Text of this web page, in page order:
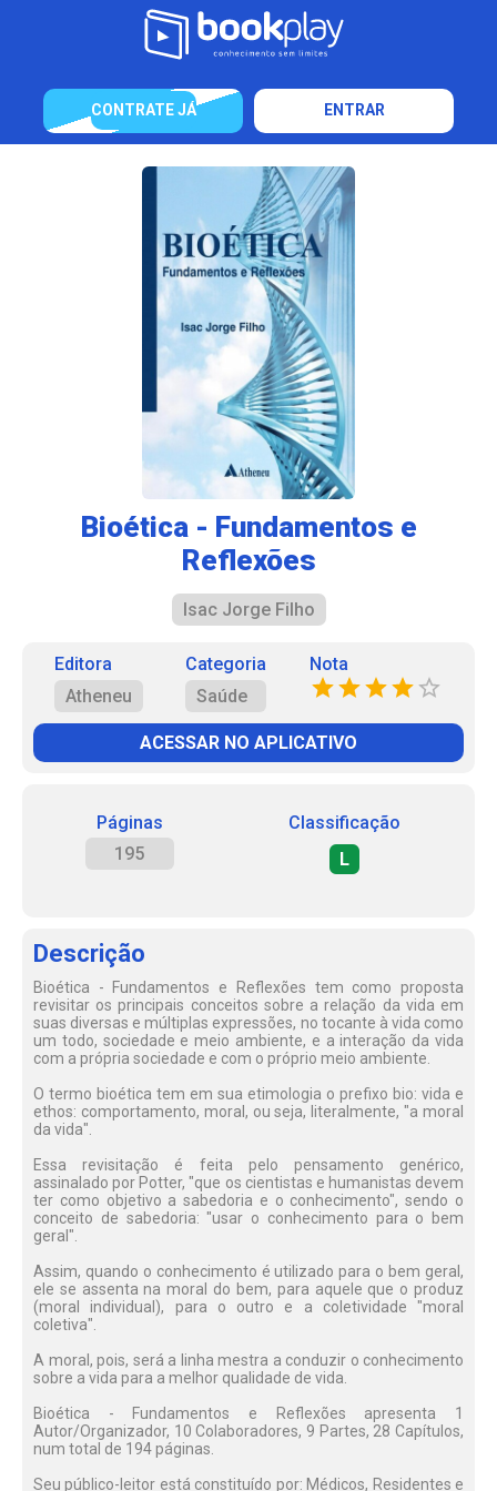
CONTRATE JÁ ENTRAR
Bioética - Fundamentos e
Reflexões
Isac Jorge Filho
Editora
Atheneu
Categoria
Saúde
Nota
ACESSAR NO APLICATIVO
Páginas
195
Classificação
L
Descrição
Bioética - Fundamentos e Reflexões tem como proposta
revisitar os principais conceitos sobre a relação da vida em
suas diversas e múltiplas expressões, no tocante à vida como
um todo, sociedade e meio ambiente, e a interação da vida
com a própria sociedade e com o próprio meio ambiente.
O termo bioética tem em sua etimologia o prefixo bio: vida e
ethos: comportamento, moral, ou seja, literalmente, "a moral
da vida".
Essa revisitação é feita pelo pensamento genérico,
assinalado por Potter, "que os cientistas e humanistas devem
ter como objetivo a sabedoria e o conhecimento", sendo o
conceito de sabedoria: "usar o conhecimento para o bem
geral".
Assim, quando o conhecimento é utilizado para o bem geral,
ele se assenta na moral do bem, para aquele que o produz
(moral individual), para o outro e a coletividade "moral
coletiva".
A moral, pois, será a linha mestra a conduzir o conhecimento
sobre a vida para a melhor qualidade de vida.
Bioética - Fundamentos e Reflexões apresenta 1
Autor/Organizador, 10 Colaboradores, 9 Partes, 28 Capítulos,
num total de 194 páginas.
Seu público-leitor está constituído por: Médicos, Residentes e